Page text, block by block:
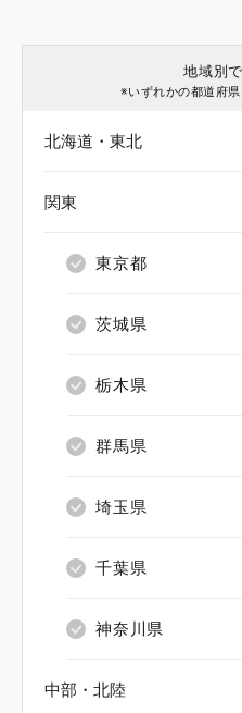
地域別
※いずれかの都道府県
北海道・東北
青森県
岩手県
宮城県
秋田県
山形県
福島県
関東
東京都
茨城県
栃木県
群馬県
埼玉県
千葉県
神奈川県
中部・北陸